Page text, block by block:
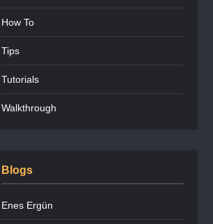
How To
Tips
Tutorials
Walkthrough
Blogs
Enes Ergün